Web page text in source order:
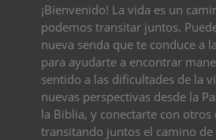
¡Bienvenido! La vida es un
podemos transitar juntos.
nueva senda que te conduce a
para ayudarte a encontrar
sentido a las dificultades de la
nuevas perspectivas desde la
la Biblia, y conectarte con otros
transitando juntos el camino de